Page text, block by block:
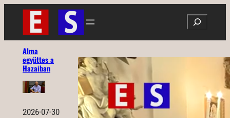
Ugrás
tartalomhoz
Search
Alma
együttes a
Hazaiban
2026-07-30